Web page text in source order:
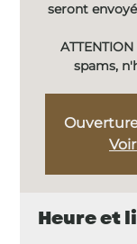
seront
spams,
Heure et